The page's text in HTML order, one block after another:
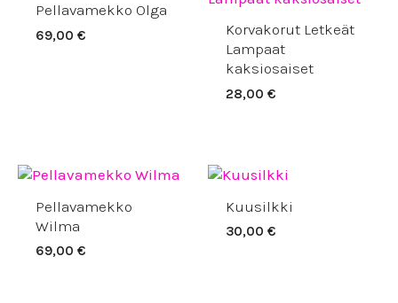
Pellavamekko Olga
69,00€
Korvakorut Letkeät
Lampaat
kaksiosaiset
28,00€
Pellavamekko
Wilma
69,00€
Kuusilkki
30,00€